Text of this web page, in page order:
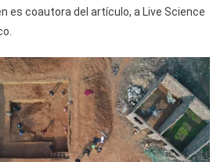
es coautora del artículo, a Live Science